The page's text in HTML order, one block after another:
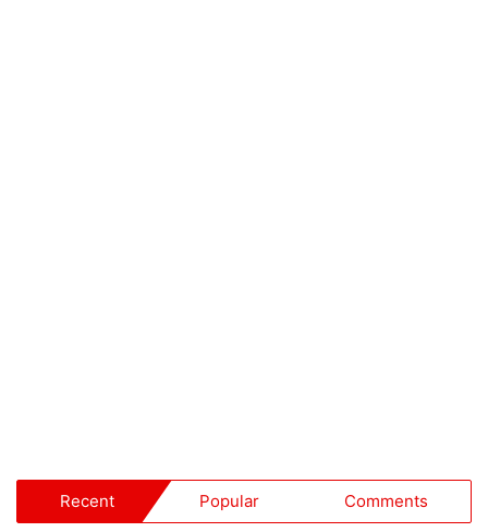
Recent Popular Comments